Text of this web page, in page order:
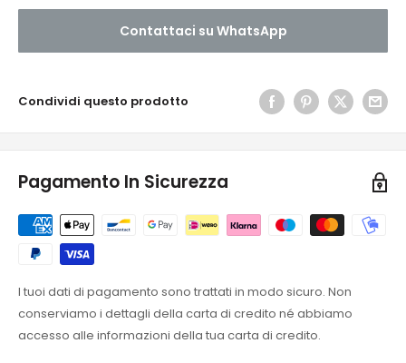
Contattaci su WhatsApp
Condividi questo prodotto
Pagamento In Sicurezza
I tuoi dati di pagamento sono trattati in modo sicuro. Non
conserviamo i dettagli della carta di credito né abbiamo
accesso alle informazioni della tua carta di credito.